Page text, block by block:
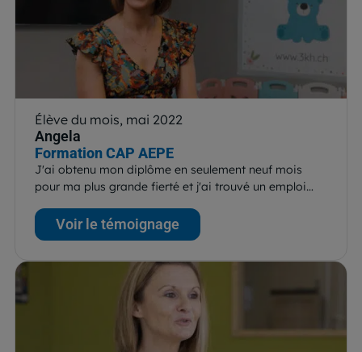
Élève du mois, mai 2022
Angela
Formation CAP AEPE
J'ai obtenu mon diplôme en seulement neuf mois
pour ma plus grande fierté et j'ai trouvé un emploi…
Voir le témoignage